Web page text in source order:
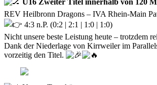
U16 Zweiter Titel innerhalb von 120
REV Heilbronn Dragons – IVA Rhein-Main
4:3 n.P. (0:2 | 2:1 | 1:0 | 1:0)
Nicht unsere beste Leistung heute – trotzdem
Dank der Niederlage von Kirrweiler im
vorzeitig den Titel.